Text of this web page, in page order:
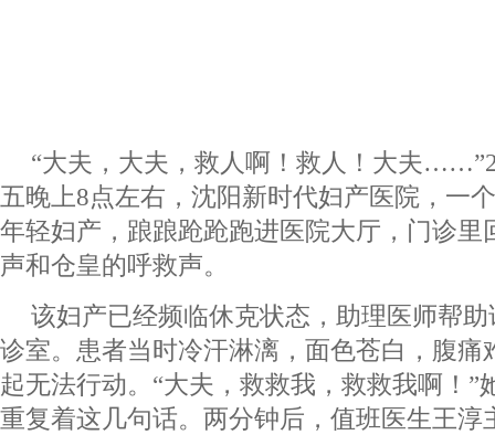
“大夫，大夫，救人啊！救人！大夫
五晚上8点左右，沈阳新时代妇产医院，一
年轻妇产，踉踉跄跄跑进医院大厅，门诊里
声和仓皇的呼救声。
该妇产已经频临休克状态，助理医师帮
诊室。患者当时冷汗淋漓，面色苍白，腹痛
起无法行动。“大夫，救救我，救救我啊！”
重复着这几句话。两分钟后，值班医生王淳